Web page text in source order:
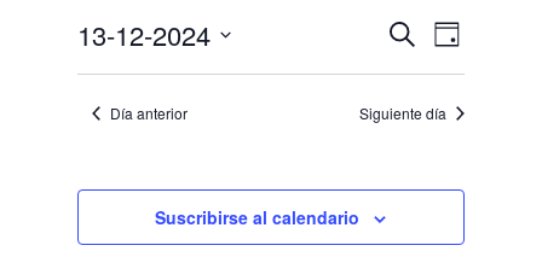
diciembre
2024
Navegación
de
búsqueda
y
vistas
Buscar
de
vistas
Evento
Día
13-12-2024
fecha.Día anterior Siguiente día
Suscribirse al calendario